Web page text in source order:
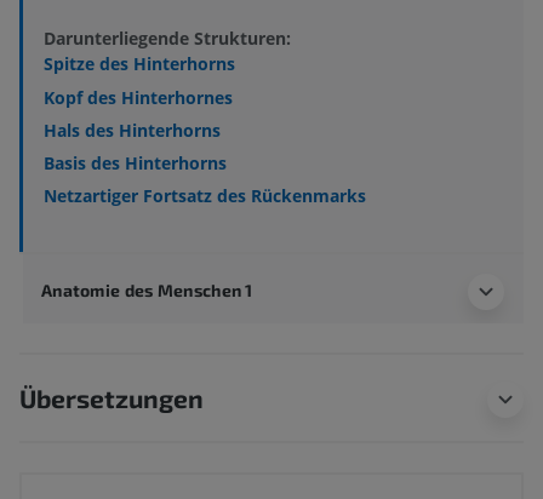
Darunterliegende Strukturen:
Spitze des Hinterhorns
Kopf des Hinterhornes
Hals des Hinterhorns
Basis des Hinterhorns
Netzartiger Fortsatz des Rückenmarks
Anatomie des Menschen 1
Übersetzungen